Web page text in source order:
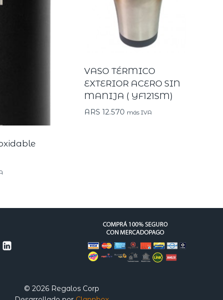
VASO TÉRMICO
EXTERIOR ACERO SIN
MANIJA ( YF121SM)
ARS 12.570 más IVA
© 2026 Regalos Corp